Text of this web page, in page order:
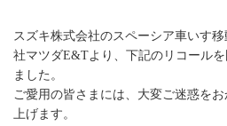
スズキ株式会社のスペーシア車いす
社マツダE&Tより、下記のリコール
ました。
ご愛用の皆さまには、大変ご迷惑を
上げます。